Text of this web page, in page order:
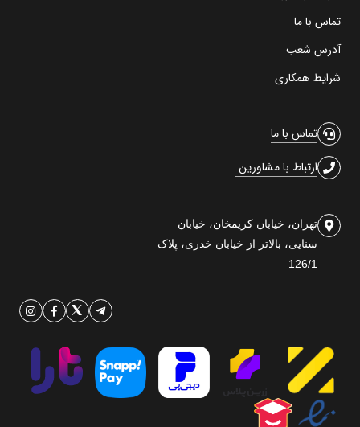
تماس با ما
آدرس شعب
شرایط همکاری
تماس با ما
ارتباط با مشاورین
تهران، خیابان کریمخان، خیابان
سنایی، بالاتر از خیابان خدری، پلاک
126/1